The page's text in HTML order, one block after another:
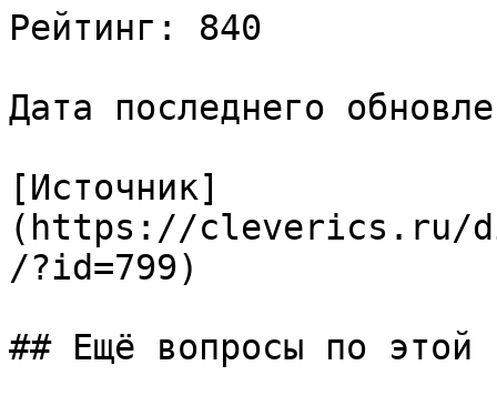
Рейтинг: 840
Дата последнего
[Источник]
(https://cleverics.ru/
/?id=799)
## Ещё вопросы по этой